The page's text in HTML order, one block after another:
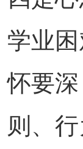
学业
怀要
则、